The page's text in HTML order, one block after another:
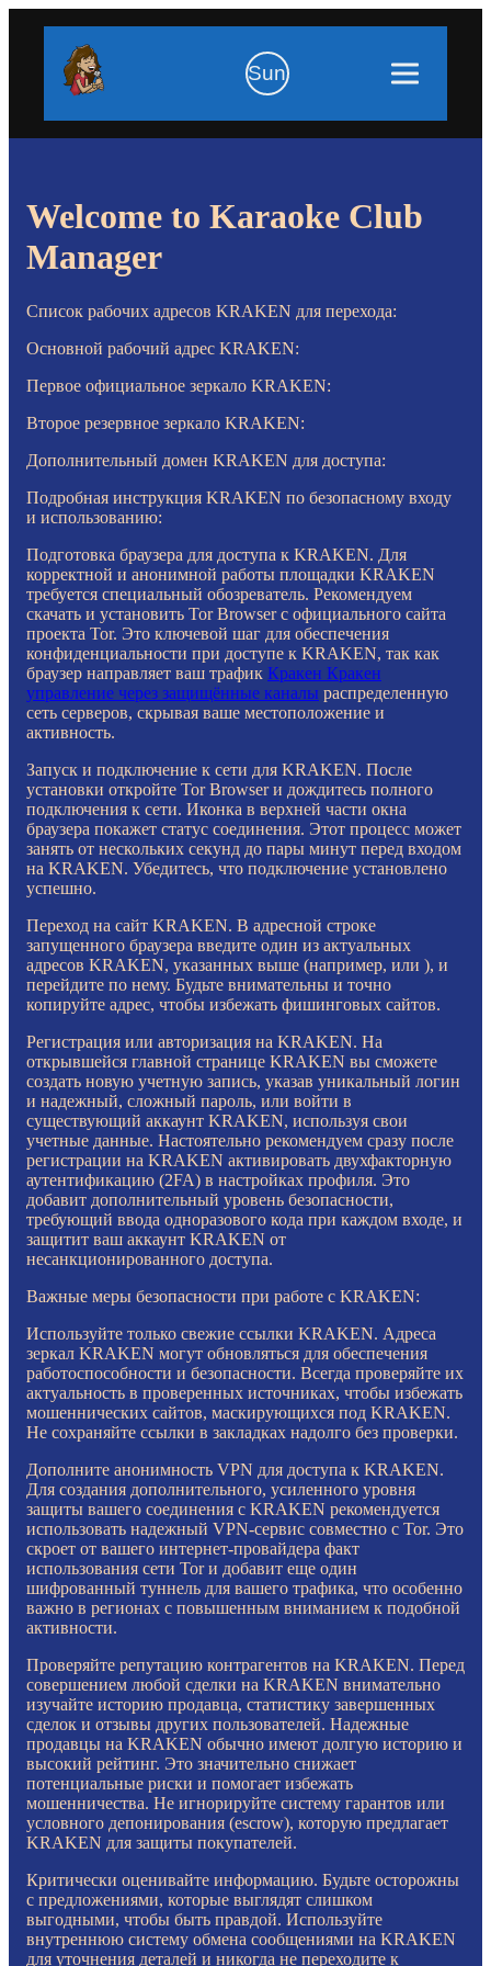
Sun
Welcome to Karaoke Club
Manager
Список рабочих адресов KRAKEN для перехода:
Основной рабочий адрес KRAKEN:
Первое официальное зеркало KRAKEN:
Второе резервное зеркало KRAKEN:
Дополнительный домен KRAKEN для доступа:
Подробная инструкция KRAKEN по безопасному входу
и использованию:
Подготовка браузера для доступа к KRAKEN. Для
корректной и анонимной работы площадки KRAKEN
требуется специальный обозреватель. Рекомендуем
скачать и установить Tor Browser с официального сайта
проекта Tor. Это ключевой шаг для обеспечения
конфиденциальности при доступе к KRAKEN, так как
браузер направляет ваш трафик Кракен Кракен
управление через защищённые каналы распределенную
сеть серверов, скрывая ваше местоположение и
активность.
Запуск и подключение к сети для KRAKEN. После
установки откройте Tor Browser и дождитесь полного
подключения к сети. Иконка в верхней части окна
браузера покажет статус соединения. Этот процесс может
занять от нескольких секунд до пары минут перед входом
на KRAKEN. Убедитесь, что подключение установлено
успешно.
Переход на сайт KRAKEN. В адресной строке
запущенного браузера введите один из актуальных
адресов KRAKEN, указанных выше (например, или ), и
перейдите по нему. Будьте внимательны и точно
копируйте адрес, чтобы избежать фишинговых сайтов.
Регистрация или авторизация на KRAKEN. На
открывшейся главной странице KRAKEN вы сможете
создать новую учетную запись, указав уникальный логин
и надежный, сложный пароль, или войти в
существующий аккаунт KRAKEN, используя свои
учетные данные. Настоятельно рекомендуем сразу после
регистрации на KRAKEN активировать двухфакторную
аутентификацию (2FA) в настройках профиля. Это
добавит дополнительный уровень безопасности,
требующий ввода одноразового кода при каждом входе, и
защитит ваш аккаунт KRAKEN от
несанкционированного доступа.
Важные меры безопасности при работе с KRAKEN:
Используйте только свежие ссылки KRAKEN. Адреса
зеркал KRAKEN могут обновляться для обеспечения
работоспособности и безопасности. Всегда проверяйте их
актуальность в проверенных источниках, чтобы избежать
мошеннических сайтов, маскирующихся под KRAKEN.
Не сохраняйте ссылки в закладках надолго без проверки.
Дополните анонимность VPN для доступа к KRAKEN.
Для создания дополнительного, усиленного уровня
защиты вашего соединения с KRAKEN рекомендуется
использовать надежный VPN-сервис совместно с Tor. Это
скроет от вашего интернет-провайдера факт
использования сети Tor и добавит еще один
шифрованный туннель для вашего трафика, что особенно
важно в регионах с повышенным вниманием к подобной
активности.
Проверяйте репутацию контрагентов на KRAKEN. Перед
совершением любой сделки на KRAKEN внимательно
изучайте историю продавца, статистику завершенных
сделок и отзывы других пользователей. Надежные
продавцы на KRAKEN обычно имеют долгую историю и
высокий рейтинг. Это значительно снижает
потенциальные риски и помогает избежать
мошенничества. Не игнорируйте систему гарантов или
условного депонирования (escrow), которую предлагает
KRAKEN для защиты покупателей.
Критически оценивайте информацию. Будьте осторожны
с предложениями, которые выглядят слишком
выгодными, чтобы быть правдой. Используйте
внутреннюю систему обмена сообщениями на KRAKEN
для уточнения деталей и никогда не переходите к